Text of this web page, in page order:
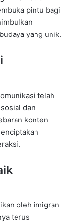
pintu bagi
yang unik.
telah
dan
konten
oleh imigran
terus